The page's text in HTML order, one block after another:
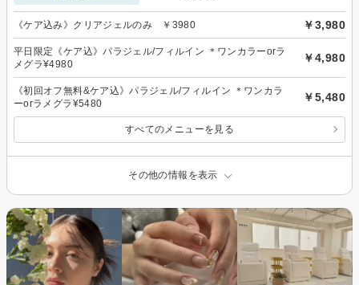
《ケア込み》クリアジェルのみ ￥3980 ￥3,980
平日限定《ケア込》パラジェル/フィルイン ＊ワンカラーorラ
メグラ¥4980
￥4,980
《初回オフ無料&ケア込》パラジェル/フィルイン ＊ワンカラ
ーorラメグラ¥5480
￥5,480
すべてのメニューを見る
その他の情報を表示